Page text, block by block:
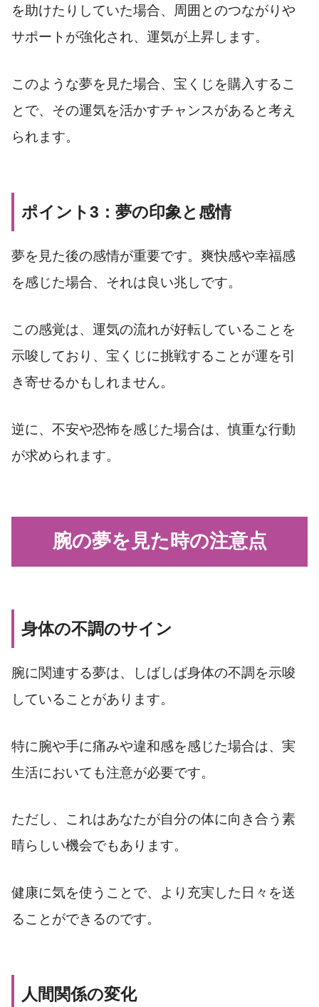
を助けたりしていた場合、周囲とのつながりや
サポートが強化され、運気が上昇します。
このような夢を見た場合、宝くじを購入するこ
とで、その運気を活かすチャンスがあると考え
られます。
ポイント3：夢の印象と感情
夢を見た後の感情が重要です。爽快感や幸福感
を感じた場合、それは良い兆しです。
この感覚は、運気の流れが好転していることを
示唆しており、宝くじに挑戦することが運を引
き寄せるかもしれません。
逆に、不安や恐怖を感じた場合は、慎重な行動
が求められます。
腕の夢を見た時の注意点
身体の不調のサイン
腕に関連する夢は、しばしば身体の不調を示唆
していることがあります。
特に腕や手に痛みや違和感を感じた場合は、実
生活においても注意が必要です。
ただし、これはあなたが自分の体に向き合う素
晴らしい機会でもあります。
健康に気を使うことで、より充実した日々を送
ることができるのです。
人間関係の変化